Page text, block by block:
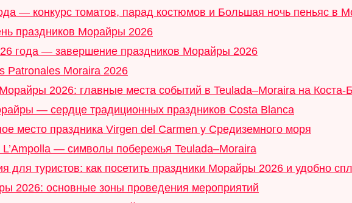
— конкурс томатов, парад костюмов и Большая ночь пеньяс в
праздников Морайры 2026
года — завершение праздников Морайры 2026
Patronales Moraira 2026
2026: главные места событий в Teulada–Moraira на Коста-
— сердце традиционных праздников Costa Blanca
место праздника Virgen del Carmen у Средиземного моря
— символы побережья Teulada–Moraira
для туристов: как посетить праздники Морайры 2026 и удобно
2026: основные зоны проведения мероприятий